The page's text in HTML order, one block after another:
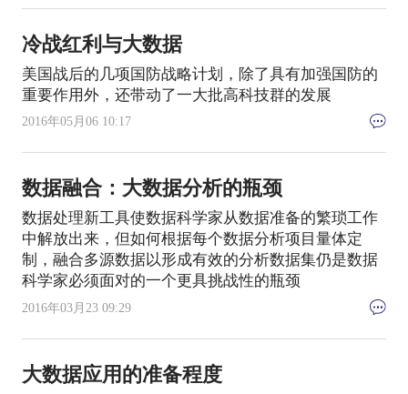
冷战红利与大数据
美国战后的几项国防战略计划，除了具有加强国防的
重要作用外，还带动了一大批高科技群的发展
2016年05月06 10:17
数据融合：大数据分析的瓶颈
数据处理新工具使数据科学家从数据准备的繁琐工作
中解放出来，但如何根据每个数据分析项目量体定
制，融合多源数据以形成有效的分析数据集仍是数据
科学家必须面对的一个更具挑战性的瓶颈
2016年03月23 09:29
大数据应用的准备程度